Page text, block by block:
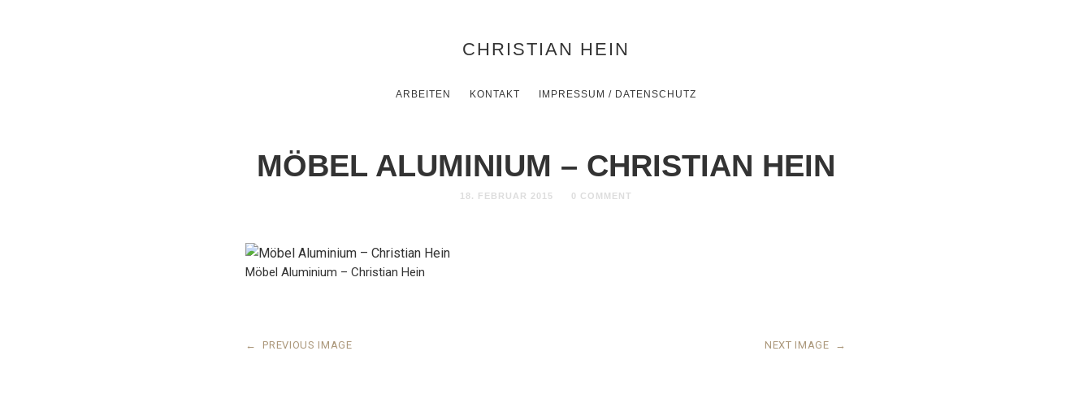
CHRISTIAN HEIN
ARBEITEN KONTAKT IMPRESSUM / DATENSCHUTZ
MÖBEL ALUMINIUM – CHRISTIAN HEIN
18. FEBRUAR 2015 0 COMMENT
Möbel Aluminium – Christian Hein
← PREVIOUS IMAGE NEXT IMAGE →